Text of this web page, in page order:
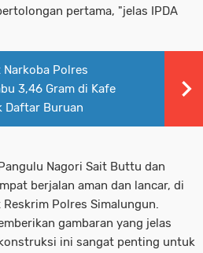
pertama, "jelas IPDA
Narkoba Polres
3,46 Gram di Kafe
Daftar Buruan
Nagori Sait Buttu dan
berjalan aman dan lancar, di
Polres Simalungun.
gambaran yang jelas
ini sangat penting untuk